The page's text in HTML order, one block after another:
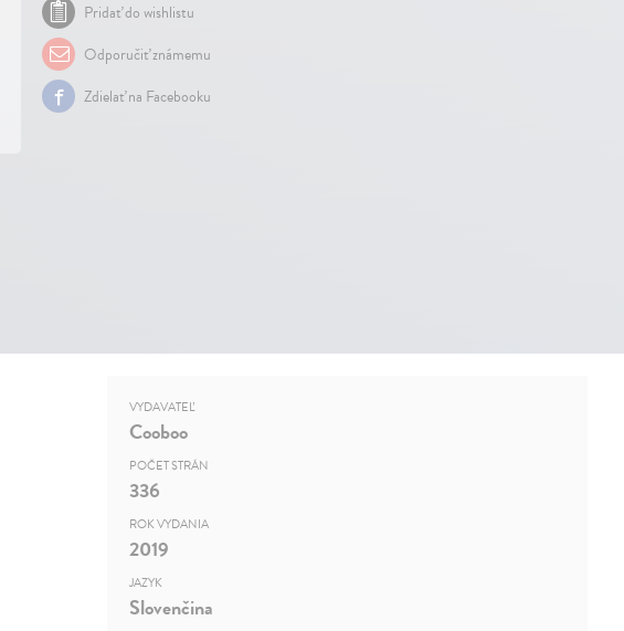
Pridať do wishlistu
Odporučiť známemu
Zdielať na Facebooku
VYDAVATEĽ
Cooboo
POČET STRÁN
336
ROK VYDANIA
2019
JAZYK
Slovenčina